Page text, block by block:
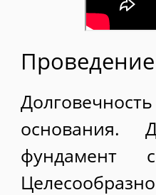
основания.
фундамент